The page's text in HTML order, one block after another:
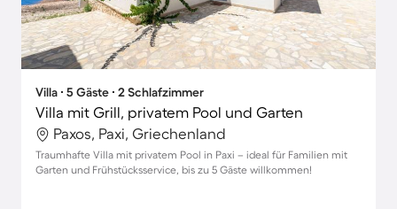
Villa ∙ 5 Gäste ∙ 2 Schlafzimmer
Villa mit Grill, privatem Pool und Garten
Paxos, Paxi, Griechenland
Traumhafte Villa mit privatem Pool in Paxi – ideal für Familien mit
Garten und Frühstücksservice, bis zu 5 Gäste willkommen!